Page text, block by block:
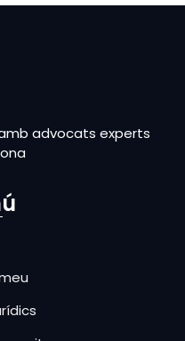
advocats experts